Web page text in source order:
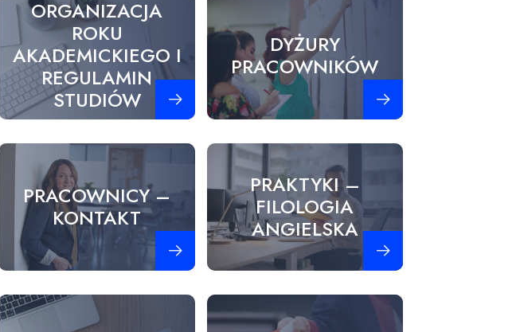
ORGANIZACJA
ROKU
AKADEMICKIEGO I
REGULAMIN
STUDIÓW
Zobacz więcej
DYŻURY
PRACOWNIKÓW
PRACOWNICY –
KONTAKT
Zobacz więcej
PRAKTYKI –
FILOLOGIA
ANGIELSKA